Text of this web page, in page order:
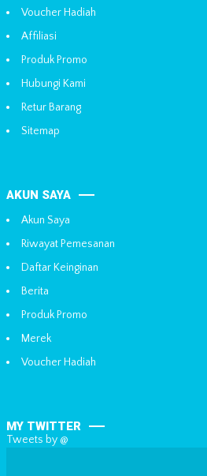
Voucher Hadiah
Affiliasi
Produk Promo
Hubungi Kami
Retur Barang
Sitemap
AKUN SAYA
Akun Saya
Riwayat Pemesanan
Daftar Keinginan
Berita
Produk Promo
Merek
Voucher Hadiah
MY TWITTER
Tweets by @